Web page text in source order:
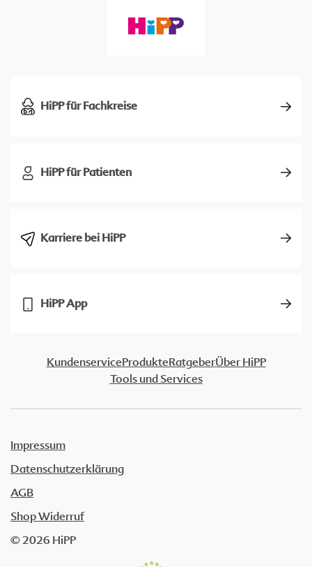
HiPP für Fachkreise
HiPP für Patienten
Karriere bei HiPP
HiPP App
KundenserviceProdukteRatgeberÜber HiPP
Tools und Services
Impressum
Datenschutzerklärung
AGB
Shop Widerruf
© 2026 HiPP